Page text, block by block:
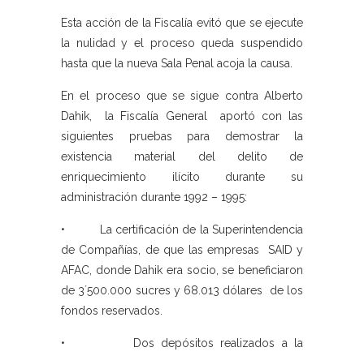
Esta acción de la Fiscalía evitó que se ejecute
la nulidad y el proceso queda suspendido
hasta que la nueva Sala Penal acoja la causa.
En el proceso que se sigue contra Alberto
Dahik, la Fiscalía General aportó con las
siguientes pruebas para demostrar la
existencia material del delito de
enriquecimiento ilícito durante su
administración durante 1992 – 1995:
• La certificación de la Superintendencia
de Compañías, de que las empresas SAID y
AFAC, donde Dahik era socio, se beneficiaron
de 3´500.000 sucres y 68.013 dólares de los
fondos reservados.
• Dos depósitos realizados a la